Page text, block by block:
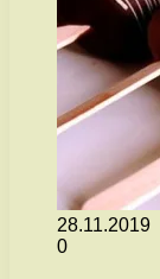
28.11.2019
0